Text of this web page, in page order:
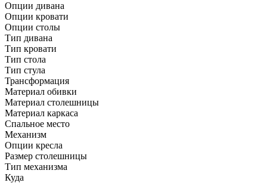
Опции дивана
Опции кровати
Опции столы
Тип дивана
Тип кровати
Тип стола
Тип стула
Трансформация
Материал обивки
Материал столешницы
Материал каркаса
Спальное место
Механизм
Опции кресла
Размер столешницы
Тип механизма
Куда